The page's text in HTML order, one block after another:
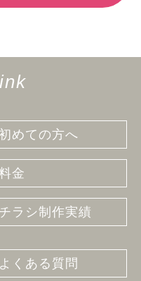
めての方へ
金
チラシ制作実績
よくある質問